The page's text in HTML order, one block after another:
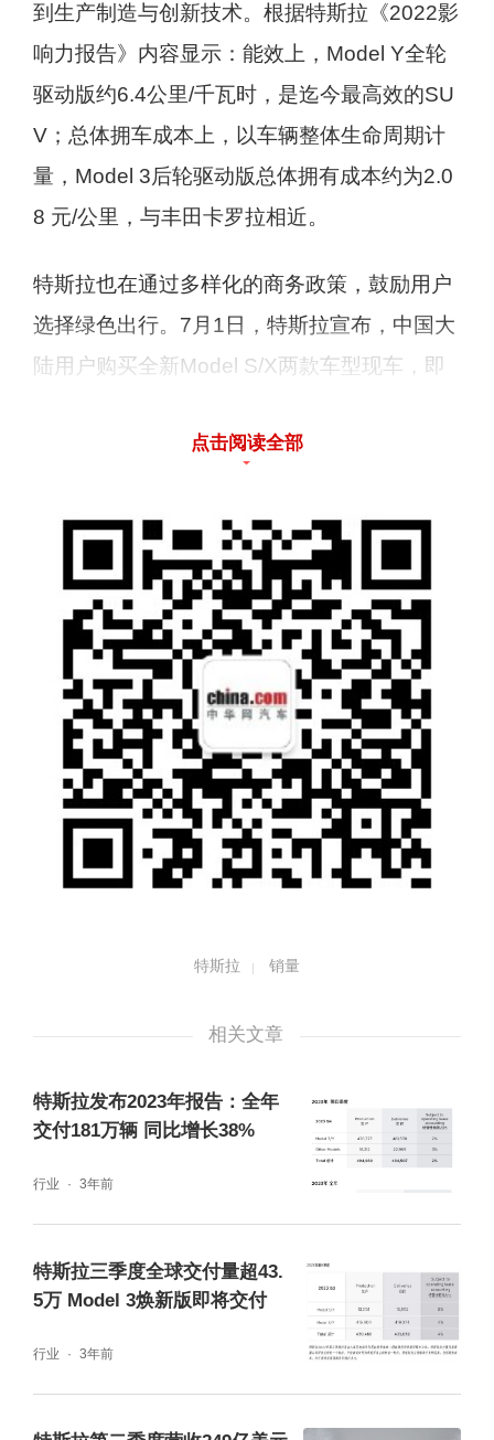
到生产制造与创新技术。根据特斯拉《2022影
响力报告》内容显示：能效上，Model Y全轮
驱动版约6.4公里/千瓦时，是迄今最高效的SU
V；总体拥车成本上，以车辆整体生命周期计
量，Model 3后轮驱动版总体拥有成本约为2.0
8 元/公里，与丰田卡罗拉相近。
特斯拉也在通过多样化的商务政策，鼓励用户
选择绿色出行。7月1日，特斯拉宣布，中国大
陆用户购买全新Model S/X两款车型现车，即
中，Model S现车77.39万元起售；Model X现
就在6月21日，我国多部委联合发布了《关于
延续和优化新能源汽车车辆购置税减免政策的
公告》，新能源汽车免征购置税减免政策将延
续至2027年。在2023年12月31日之前购买特
斯拉，S3XY全系车型享购置税全额减免，最
高可省超10万元。
点击阅读全部
特斯拉 销量
相关文章
特斯拉发布2023年报告：全年
交付181万辆 同比增长38%
行业 3年前
特斯拉三季度全球交付量超43.
5万 Model 3焕新版即将交付
行业 3年前